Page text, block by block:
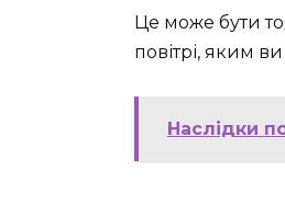
Це може бути
повітрі, яким
Наслідки